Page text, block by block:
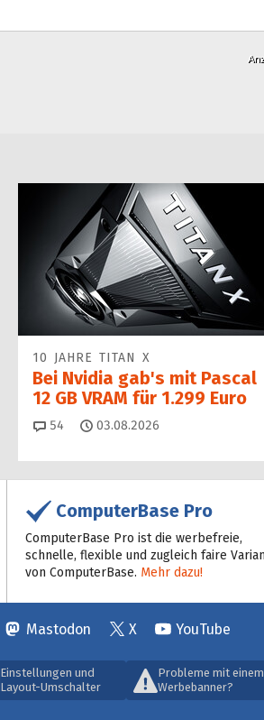
10 JAHRE TITAN X
Bei Nvidia gab's mit Pascal
12 GB VRAM für 1.299 Euro
54 Kommentare
03.08.2026
ComputerBase Pro
ComputerBase Pro ist die werbefreie,
schnelle, flexible und zugleich faire
von ComputerBase. Mehr dazu!
Mastodon X YouTube
Einstellungen und
Layout-Umschalter
Probleme mit einem
Werbebanner?